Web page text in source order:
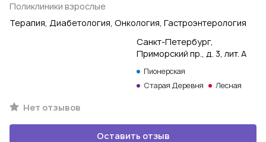
Поликлиники взрослые
Терапия, Диабетология, Онкология, Гастроэнтерология
Санкт-Петербург,
Приморский пр., д. 3, лит. А
Пионерская
Старая Деревня
Лесная
Нет отзывов
Оставить отзыв